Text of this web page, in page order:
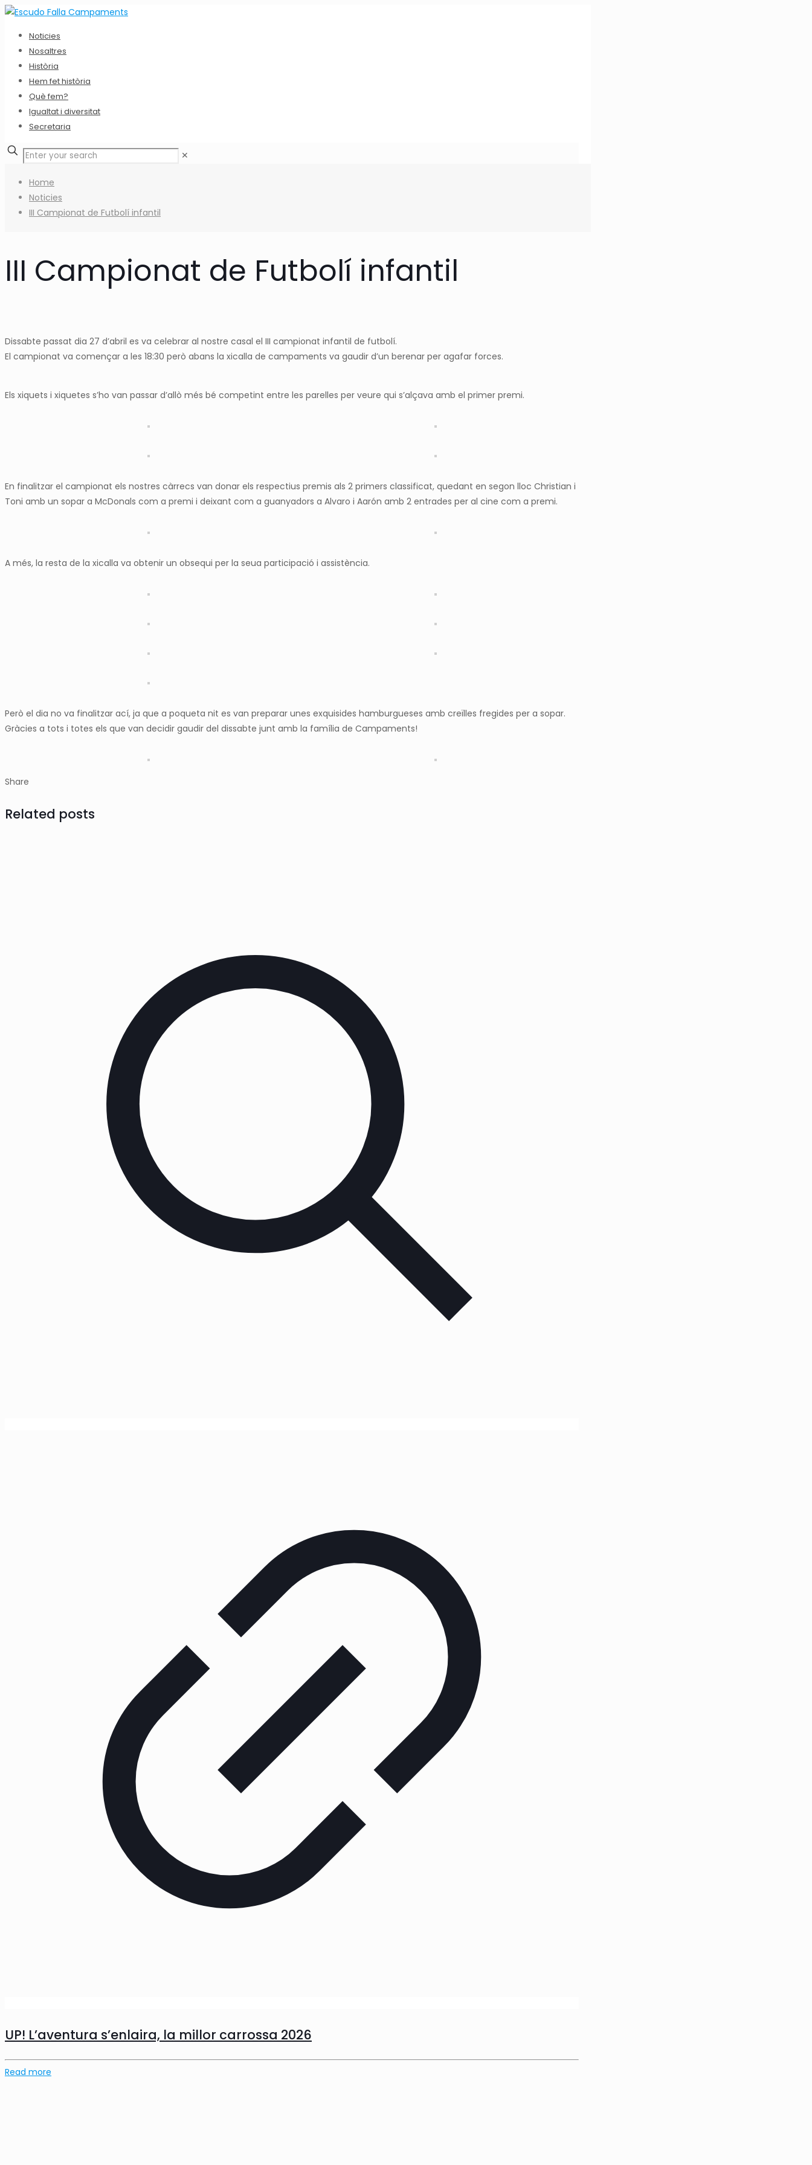
Noticies
Nosaltres
Història
Hem fet història
Què fem?
Igualtat i diversitat
Secretaria
✕
Home
Noticies
III Campionat de Futbolí infantil
III Campionat de Futbolí infantil
Dissabte passat dia 27 d’abril es va celebrar al nostre casal el III campionat infantil de futbolí.
El campionat va començar a les 18:30 però abans la xicalla de campaments va gaudir d’un berenar per agafar forces.
Els xiquets i xiquetes s’ho van passar d’allò més bé competint entre les parelles per veure qui s’alçava amb el primer premi.
En finalitzar el campionat els nostres càrrecs van donar els respectius premis als 2 primers classificat, quedant en segon lloc Christian i
Toni amb un sopar a McDonals com a premi i deixant com a guanyadors a Alvaro i Aarón amb 2 entrades per al cine com a premi.
A més, la resta de la xicalla va obtenir un obsequi per la seua participació i assistència.
Però el dia no va finalitzar ací, ja que a poqueta nit es van preparar unes exquisides hamburgueses amb creïlles fregides per a sopar.
Gràcies a tots i totes els que van decidir gaudir del dissabte junt amb la família de Campaments!
Share
Related posts
UP! L’aventura s’enlaira, la millor carrossa 2026
Read more